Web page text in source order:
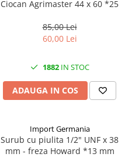
Ciocan Agrimaster 44 x 60 *25
85,00 Lei
60,00 Lei
1882IN STOC
ADAUGA IN COS
Import Germania
Surub cu piulita 1/2" UNF x 38
mm - freza Howard *13 mm